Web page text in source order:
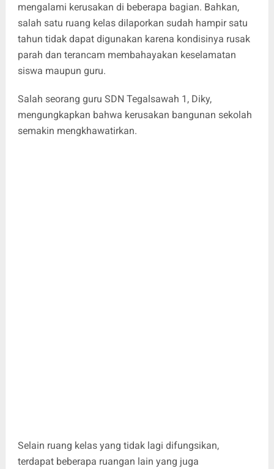
mengalami kerusakan di beberapa bagian. Bahkan,
salah satu ruang kelas dilaporkan sudah hampir satu
tahun tidak dapat digunakan karena kondisinya rusak
parah dan terancam membahayakan keselamatan
siswa maupun guru.
Salah seorang guru SDN Tegalsawah 1, Diky,
mengungkapkan bahwa kerusakan bangunan sekolah
semakin mengkhawatirkan.
Selain ruang kelas yang tidak lagi difungsikan,
terdapat beberapa ruangan lain yang juga